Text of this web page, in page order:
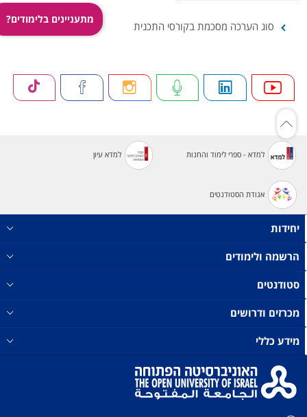
מתעניינים בלימודים?
סוג הערכה מסכמת בקורסי התכנית
למדא - ספרי לימוד והחנות למדא עיון
אגודת הסטודנטים
יחידות
הרשמה ולימודים
סטודנטים
מכרזים ודרושים
מידע כללי